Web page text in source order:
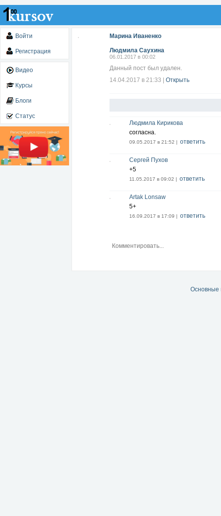
Войти
Регистрация
Видео
Курсы
Блоги
Статус
Марина Иваненко
Людмила Саухина
06.01.2017 в 00:02
Данный пост был удален.
14.04.2017 в 21:33
Открыть
Людмила Кирикова
согласна.
09.05.2017 в 21:52 | ответить
Сергей Пухов
+5
11.05.2017 в 09:02 | ответить
Artak Lonsaw
5+
16.09.2017 в 17:09 | ответить
Основные